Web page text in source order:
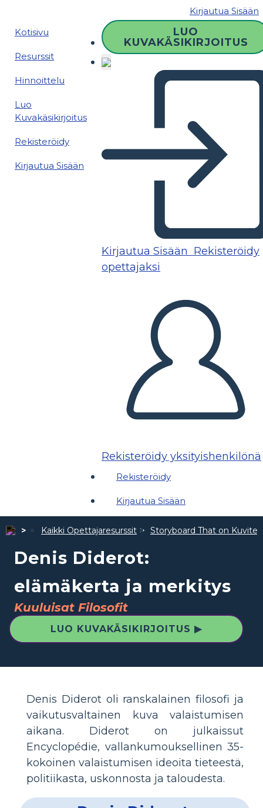
Kirjautua Sisään
Kotisivu
Resurssit
Hinnoittelu
Luo
Kuvakäsikirjoitus
Rekisteröidy
Kirjautua Sisään
LUO
KUVAKÄSIKIRJOITUS
Kirjautua Sisään Rekisteröidy
opettajaksi
Rekisteröidy yksityishenkilönä
Rekisteröidy
Kirjautua Sisään
Kaikki Opettajaresurssit Storyboard That on
Denis Diderot:
elämäkerta ja merkitys
Kuuluisat Filosofit
LUO KUVAKÄSIKIRJOITUS ▶
Denis Diderot oli ranskalainen filosofi ja
vaikutusvaltainen kuva valaistumisen
aikana. Diderot on julkaissut
Encyclopédie, vallankumouksellinen 35-
kokoinen valaistumisen ideoita tieteestä,
politiikasta, uskonnosta ja taloudesta.